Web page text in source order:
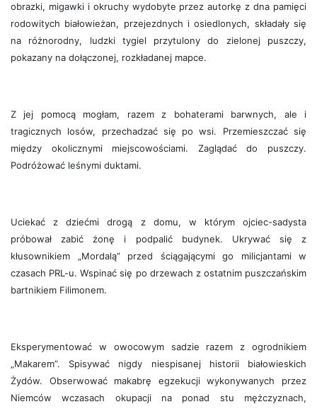
obrazki, migawki i okruchy wydobyte przez autorkę z dna pamięci
rodowitych białowieżan, przejezdnych i osiedlonych, składały się
na różnorodny, ludzki tygiel przytulony do zielonej puszczy,
pokazany na dołączonej, rozkładanej mapce.
Z jej pomocą mogłam, razem z bohaterami barwnych, ale i
tragicznych losów, przechadzać się po wsi. Przemieszczać się
między okolicznymi miejscowościami. Zaglądać do puszczy.
Podróżować leśnymi duktami.
Uciekać z dziećmi drogą z domu, w którym ojciec-sadysta
próbował zabić żonę i podpalić budynek. Ukrywać się z
kłusownikiem „Mordalą” przed ściągającymi go milicjantami w
czasach PRL-u. Wspinać się po drzewach z ostatnim puszczańskim
bartnikiem Filimonem.
Eksperymentować w owocowym sadzie razem z ogrodnikiem
„Makarem”. Spisywać nigdy niespisanej historii białowieskich
Żydów. Obserwować makabrę egzekucji wykonywanych przez
Niemców wczasach okupacji na ponad stu mężczyznach,